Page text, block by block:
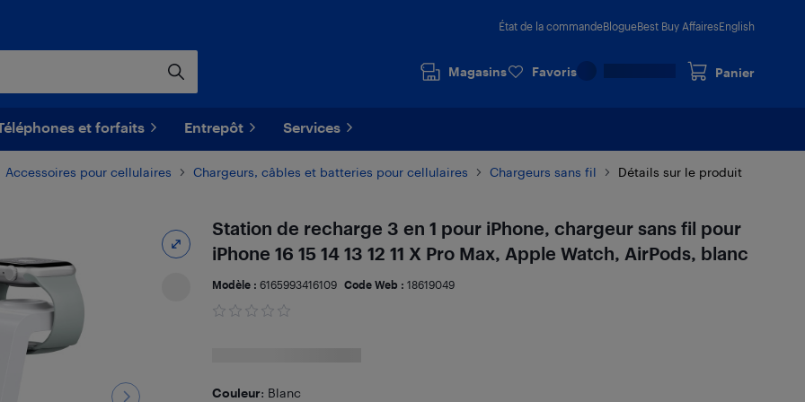
État de la commandeBlogueBest Buy AffairesEnglish
Magasins Favoris Panier
et forfaits Entrepôt Services
Accessoires pour cellulaires Chargeurs, câbles et batteries pour cellulaires Chargeurs sans fil Détails sur le produit
Station de recharge 3 en 1 pour iPhone, chargeur sans fil pour
iPhone 16 15 14 13 12 11 X Pro Max, Apple Watch, AirPods, blanc
Modèle : 6165993416109 Code Web : 18619049
Couleur: Blanc